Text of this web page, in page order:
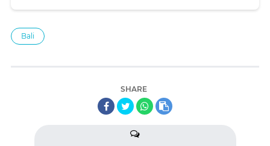
Bali
SHARE